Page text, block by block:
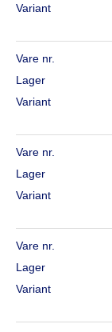
Variant
Vare nr.
Lager
Variant
Vare nr.
Lager
Variant
Vare nr.
Lager
Variant